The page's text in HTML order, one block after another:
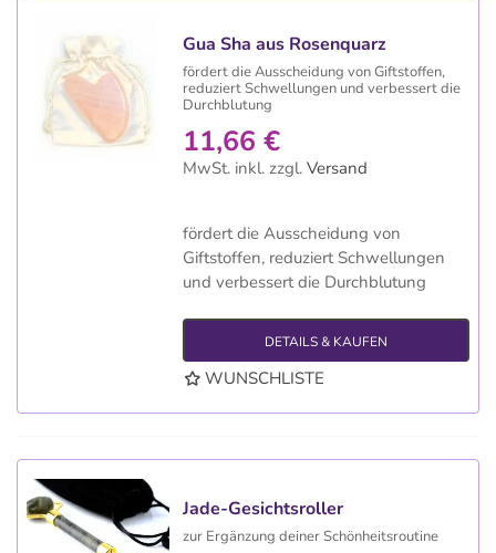
Gua Sha aus Rosenquarz
fördert die Ausscheidung von Giftstoffen,
reduziert Schwellungen und verbessert die
Durchblutung
11,66 €
MwSt. inkl. zzgl. Versand
fördert die Ausscheidung von
Giftstoffen, reduziert Schwellungen
und verbessert die Durchblutung
DETAILS & KAUFEN
WUNSCHLISTE
Jade-Gesichtsroller
zur Ergänzung deiner Schönheitsroutine